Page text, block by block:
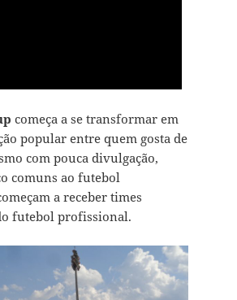
começa a se transformar em
popular entre quem gosta de
com pouca divulgação,
comuns ao futebol
a receber times
futebol profissional.